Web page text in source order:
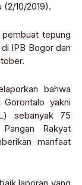
(2/10/2019).
tepung
IPB Bogor dan
bahwa
yakni
sebanyak 75
Rakyat
manfaat